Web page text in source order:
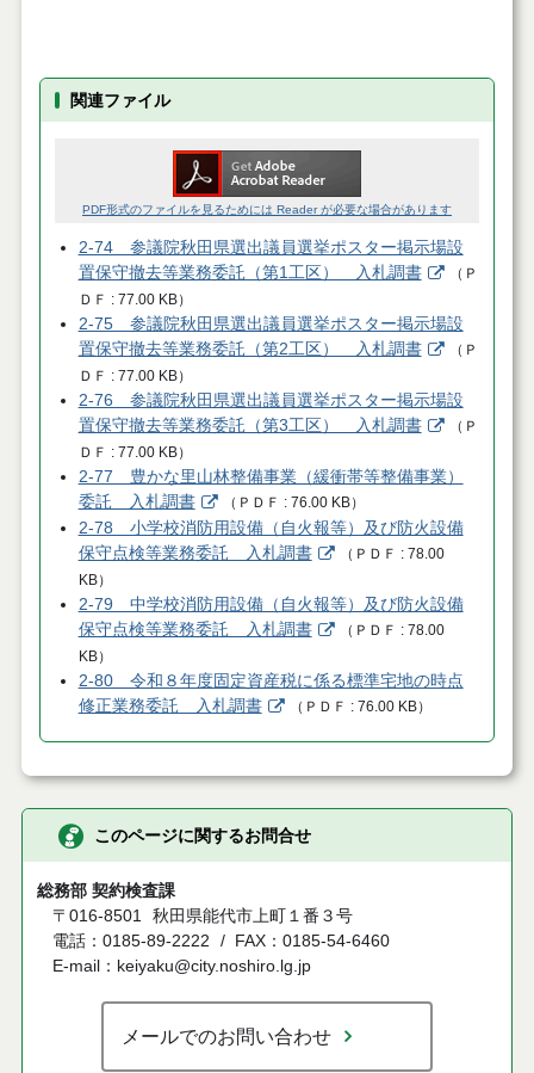
関連ファイル
PDF形式のファイルを見るためには Reader が必要な場合があります
2-74 参議院秋田県選出議員選挙ポスター掲示場設
置保守撤去等業務委託（第1工区） 入札調書
（ Ｐ
ＤＦ
77.00 KB）
2-75 参議院秋田県選出議員選挙ポスター掲示場設
置保守撤去等業務委託（第2工区） 入札調書
（ Ｐ
ＤＦ
77.00 KB）
2-76 参議院秋田県選出議員選挙ポスター掲示場設
置保守撤去等業務委託（第3工区） 入札調書
（ Ｐ
ＤＦ
77.00 KB）
2-77 豊かな里山林整備事業（緩衝帯等整備事業）
委託 入札調書
（ ＰＤＦ 76.00 KB）
2-78 小学校消防用設備（自火報等）及び防火設備
保守点検等業務委託 入札調書
（ ＰＤＦ
78.00
KB）
2-79 中学校消防用設備（自火報等）及び防火設備
保守点検等業務委託 入札調書
（ ＰＤＦ
78.00
KB）
2-80 令和８年度固定資産税に係る標準宅地の時点
修正業務委託 入札調書
（ ＰＤＦ 76.00 KB）
このページに関するお問合せ
総務部 契約検査課
〒016-8501
秋田県能代市上町１番３号
電話：0185-89-2222
FAX：0185-54-6460
E-mail：keiyaku@city.noshiro.lg.jp
メールでのお問い合わせ